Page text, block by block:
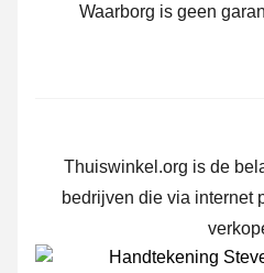
Waarborg is geen
Thuiswinkel.org is de
bedrijven die via internet